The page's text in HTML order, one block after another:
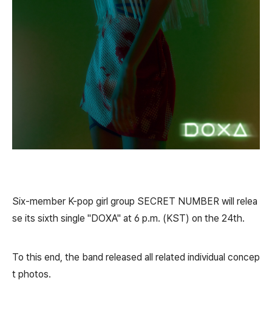
Six-member K-pop girl group SECRET NUMBER will relea
se its sixth single "DOXA" at 6 p.m. (KST) on the 24th.
To this end, the band released all related individual concep
t photos.